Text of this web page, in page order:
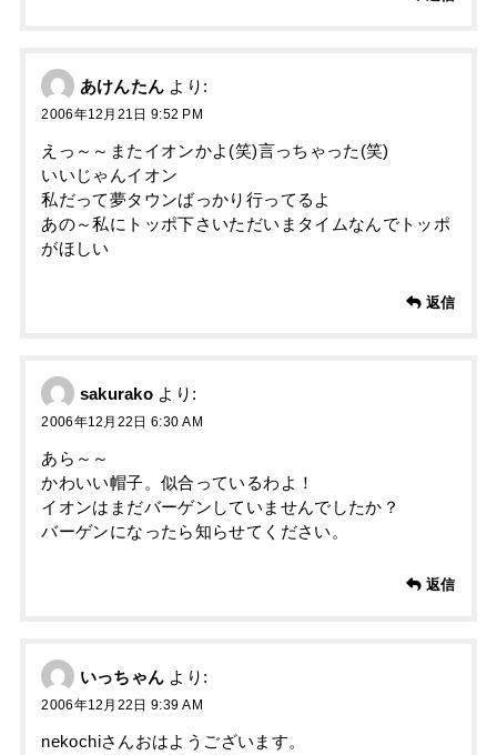
あけんたん より:
2006年12月21日 9:52 PM
えっ～～またイオンかよ(笑)言っちゃった(笑)
いいじゃんイオン
私だって夢タウンばっかり行ってるよ
あの～私にトッポ下さいただいまタイムなんでトッポ
がほしい
返信
sakurako より:
2006年12月22日 6:30 AM
あら～～
かわいい帽子。似合っているわよ！
イオンはまだバーゲンしていませんでしたか？
バーゲンになったら知らせてください。
返信
いっちゃん より:
2006年12月22日 9:39 AM
nekochiさんおはようございます。